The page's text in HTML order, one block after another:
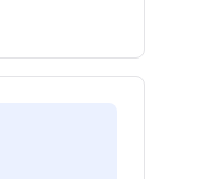
pakete çok